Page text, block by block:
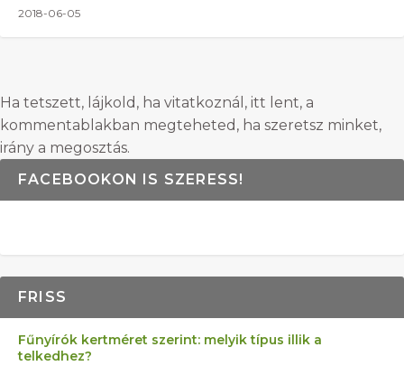
2018-06-05
Ha tetszett, lájkold, ha vitatkoznál, itt lent, a
kommentablakban megteheted, ha szeretsz minket,
irány a megosztás.
FACEBOOKON IS SZERESS!
FRISS
Fűnyírók kertméret szerint: melyik típus illik a
telkedhez?